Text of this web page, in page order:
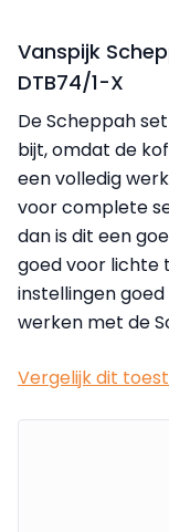
Vanspijk
DTB74/1-X
De Scheppah
bijt, omdat de
een volledig
voor complete
dan is dit een
goed voor lichte
instellingen
werken met de
Vergelijk dit